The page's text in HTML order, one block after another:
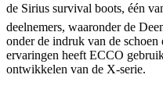
de Sirius survival boots, één
deelnemers, waaronder de
onder de indruk van de
ervaringen heeft ECCO
ontwikkelen van de X-serie.